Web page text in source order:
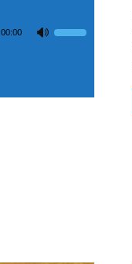
00:00
Utiliza
para